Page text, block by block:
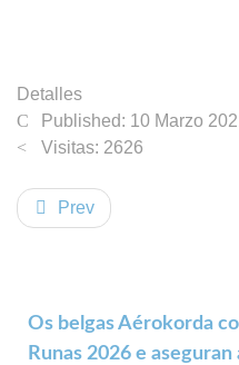
Detalles
Published: 10 Marzo
Visitas: 2626
Prev
Os belgas Aérokorda
Runas 2026 e